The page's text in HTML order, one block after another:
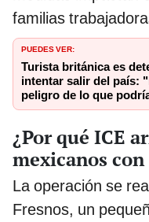
familias
PUEDES VER:
Turista británica es
intentar salir del país:
peligro de lo que
¿Por qué ICE
mexicanos con
La operación se
Fresnos, un